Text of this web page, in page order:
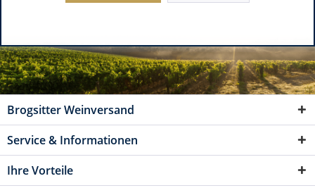
Brogsitter Weinversand
Service & Informationen
Ihre Vorteile